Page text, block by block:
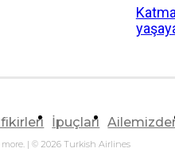
İpuçları
more. | © 2026 Turkish Airlines